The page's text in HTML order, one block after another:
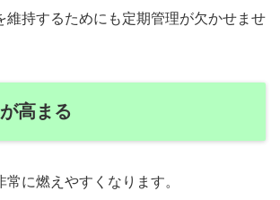
維持するためにも定期管理が欠かせませ
高まる
に燃えやすくなります。